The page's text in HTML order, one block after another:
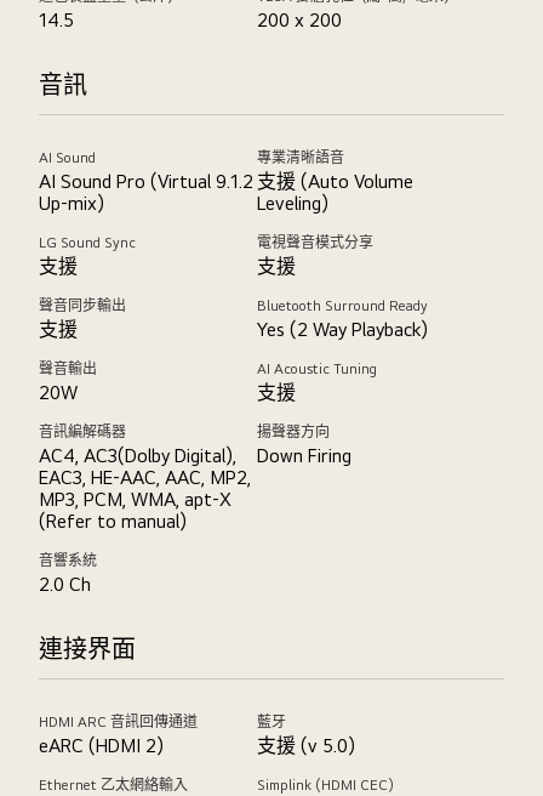
14.5 200 x 200
音訊
AI Sound
AI Sound Pro (Virtual 9.1.2
Up-mix)
專業清晰語音
支援 (Auto Volume
Leveling)
LG Sound Sync
支援
電視聲音模式分享
支援
聲音同步輸出
支援
Bluetooth Surround Ready
Yes (2 Way Playback)
聲音輸出
20W
AI Acoustic Tuning
支援
音訊編解碼器
AC4, AC3(Dolby Digital),
EAC3, HE-AAC, AAC, MP2,
MP3, PCM, WMA, apt-X
(Refer to manual)
揚聲器方向
Down Firing
音響系統
2.0 Ch
連接界面
HDMI ARC 音訊回傳通道
eARC (HDMI 2)
藍牙
支援 (v 5.0)
Ethernet 乙太網絡輸入 Simplink (HDMI CEC)